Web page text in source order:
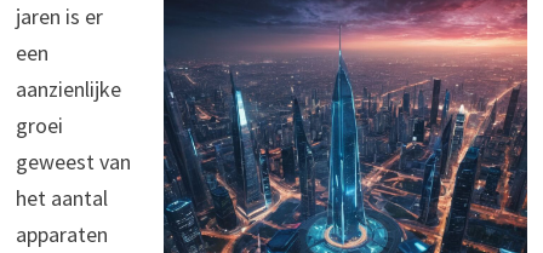
jaren is er
een
aanzienlijke
groei
geweest van
het aantal
apparaten